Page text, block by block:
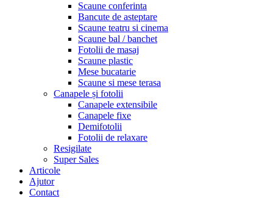
Scaune conferinta
Bancute de asteptare
Scaune teatru si cinema
Scaune bal / banchet
Fotolii de masaj
Scaune plastic
Mese bucatarie
Scaune si mese terasa
Canapele și fotolii
Canapele extensibile
Canapele fixe
Demifotolii
Fotolii de relaxare
Resigilate
Super Sales
Articole
Ajutor
Contact